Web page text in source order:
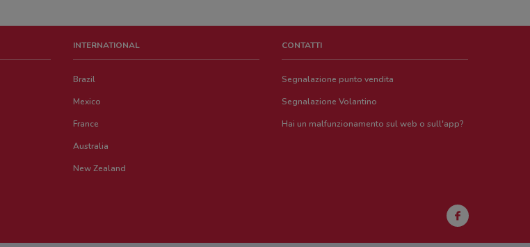
INTERNATIONAL
Brazil
Mexico
France
Australia
New Zealand
CONTATTI
Segnalazione punto vendita
Segnalazione Volantino
Hai un malfunzionamento sul web o sull'app?